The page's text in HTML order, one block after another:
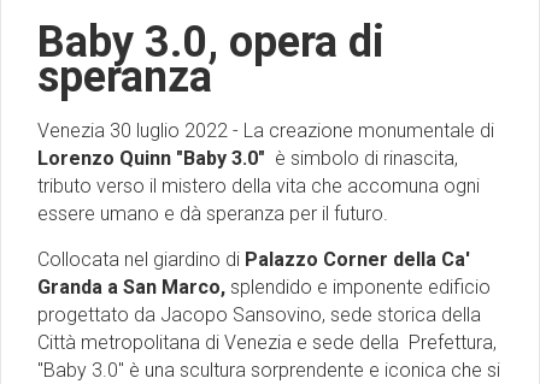
Baby 3.0, opera di
speranza
Venezia 30 luglio 2022 - La creazione monumentale di
Lorenzo Quinn "Baby 3.0" è simbolo di rinascita,
tributo verso il mistero della vita che accomuna ogni
essere umano e dà speranza per il futuro.
Collocata nel giardino di Palazzo Corner della Ca'
Granda a San Marco, splendido e imponente edificio
progettato da Jacopo Sansovino, sede storica della
Città metropolitana di Venezia e sede della Prefettura,
"Baby 3.0" è una scultura sorprendente e iconica che si